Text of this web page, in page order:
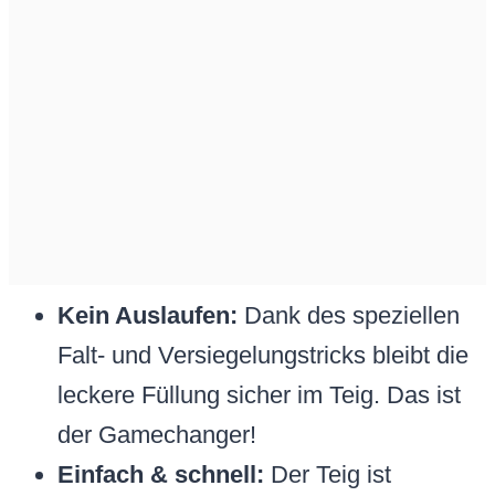
Kein Auslaufen: Dank des speziellen
Falt- und Versiegelungstricks bleibt die
leckere Füllung sicher im Teig. Das ist
der Gamechanger!
Einfach & schnell: Der Teig ist